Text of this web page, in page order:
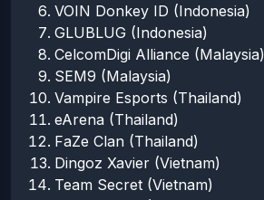
VOIN Donkey ID (Indonesia)
GLUBLUG (Indonesia)
CelcomDigi Alliance (Malaysia)
SEM9 (Malaysia)
Vampire Esports (Thailand)
eArena (Thailand)
FaZe Clan (Thailand)
Dingoz Xavier (Vietnam)
Team Secret (Vietnam)